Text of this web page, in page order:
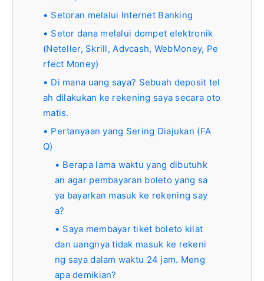
Setoran melalui Internet Banking
Setor dana melalui dompet elektronik
(Neteller, Skrill, Advcash, WebMoney, Pe
rfect Money)
Di mana uang saya? Sebuah deposit tel
ah dilakukan ke rekening saya secara oto
matis.
Pertanyaan yang Sering Diajukan (FA
Q)
Berapa lama waktu yang dibutuhk
an agar pembayaran boleto yang sa
ya bayarkan masuk ke rekening say
a?
Saya membayar tiket boleto kilat
dan uangnya tidak masuk ke rekeni
ng saya dalam waktu 24 jam. Meng
apa demikian?